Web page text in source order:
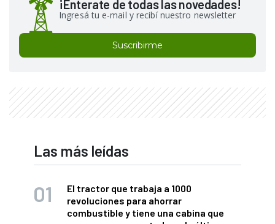
¡Enterate de todas las novedades!
Ingresá tu e-mail y recibí nuestro newsletter
Suscribirme
Las más leídas
El tractor que trabaja a 1000
revoluciones para ahorrar
combustible y tiene una cabina que